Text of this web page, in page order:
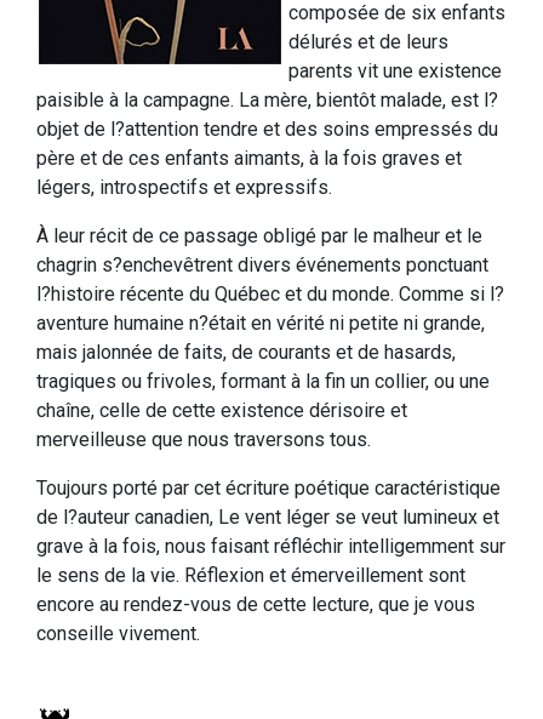
composée de six enfants
délurés et de leurs
parents vit une existence
paisible à la campagne. La mère, bientôt malade, est l?
objet de l?attention tendre et des soins empressés du
père et de ces enfants aimants, à la fois graves et
légers, introspectifs et expressifs.
À leur récit de ce passage obligé par le malheur et le
chagrin s?enchevêtrent divers événements ponctuant
l?histoire récente du Québec et du monde. Comme si l?
aventure humaine n?était en vérité ni petite ni grande,
mais jalonnée de faits, de courants et de hasards,
tragiques ou frivoles, formant à la fin un collier, ou une
chaîne, celle de cette existence dérisoire et
merveilleuse que nous traversons tous.
Toujours porté par cet écriture poétique caractéristique
de l?auteur canadien, Le vent léger se veut lumineux et
grave à la fois, nous faisant réfléchir intelligemment sur
le sens de la vie. Réflexion et émerveillement sont
encore au rendez-vous de cette lecture, que je vous
conseille vivement.